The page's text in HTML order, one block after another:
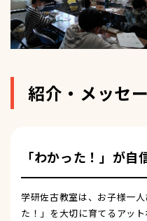
紹介・メッセ
「わかった！」が自
学研佐古教室は、お子様一
た！」を大切に育てるアッ